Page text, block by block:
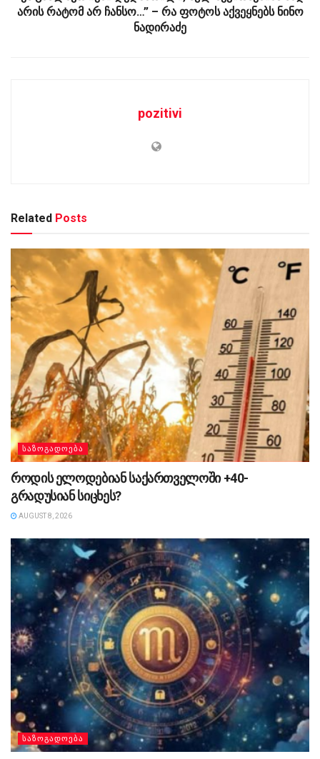
არის რატომ არ ჩანსო…” – რა ფოტოს აქვეყნებს ნინო
ნადირაძე
pozitivi
Related Posts
ᲡᲐᲖᲝᲒᲐᲓᲝᲔᲑᲐ
როდის ელოდებიან საქართველოში +40-
გრადუსიან სიცხეს?
AUGUST 8, 2026
ᲡᲐᲖᲝᲒᲐᲓᲝᲔᲑᲐ